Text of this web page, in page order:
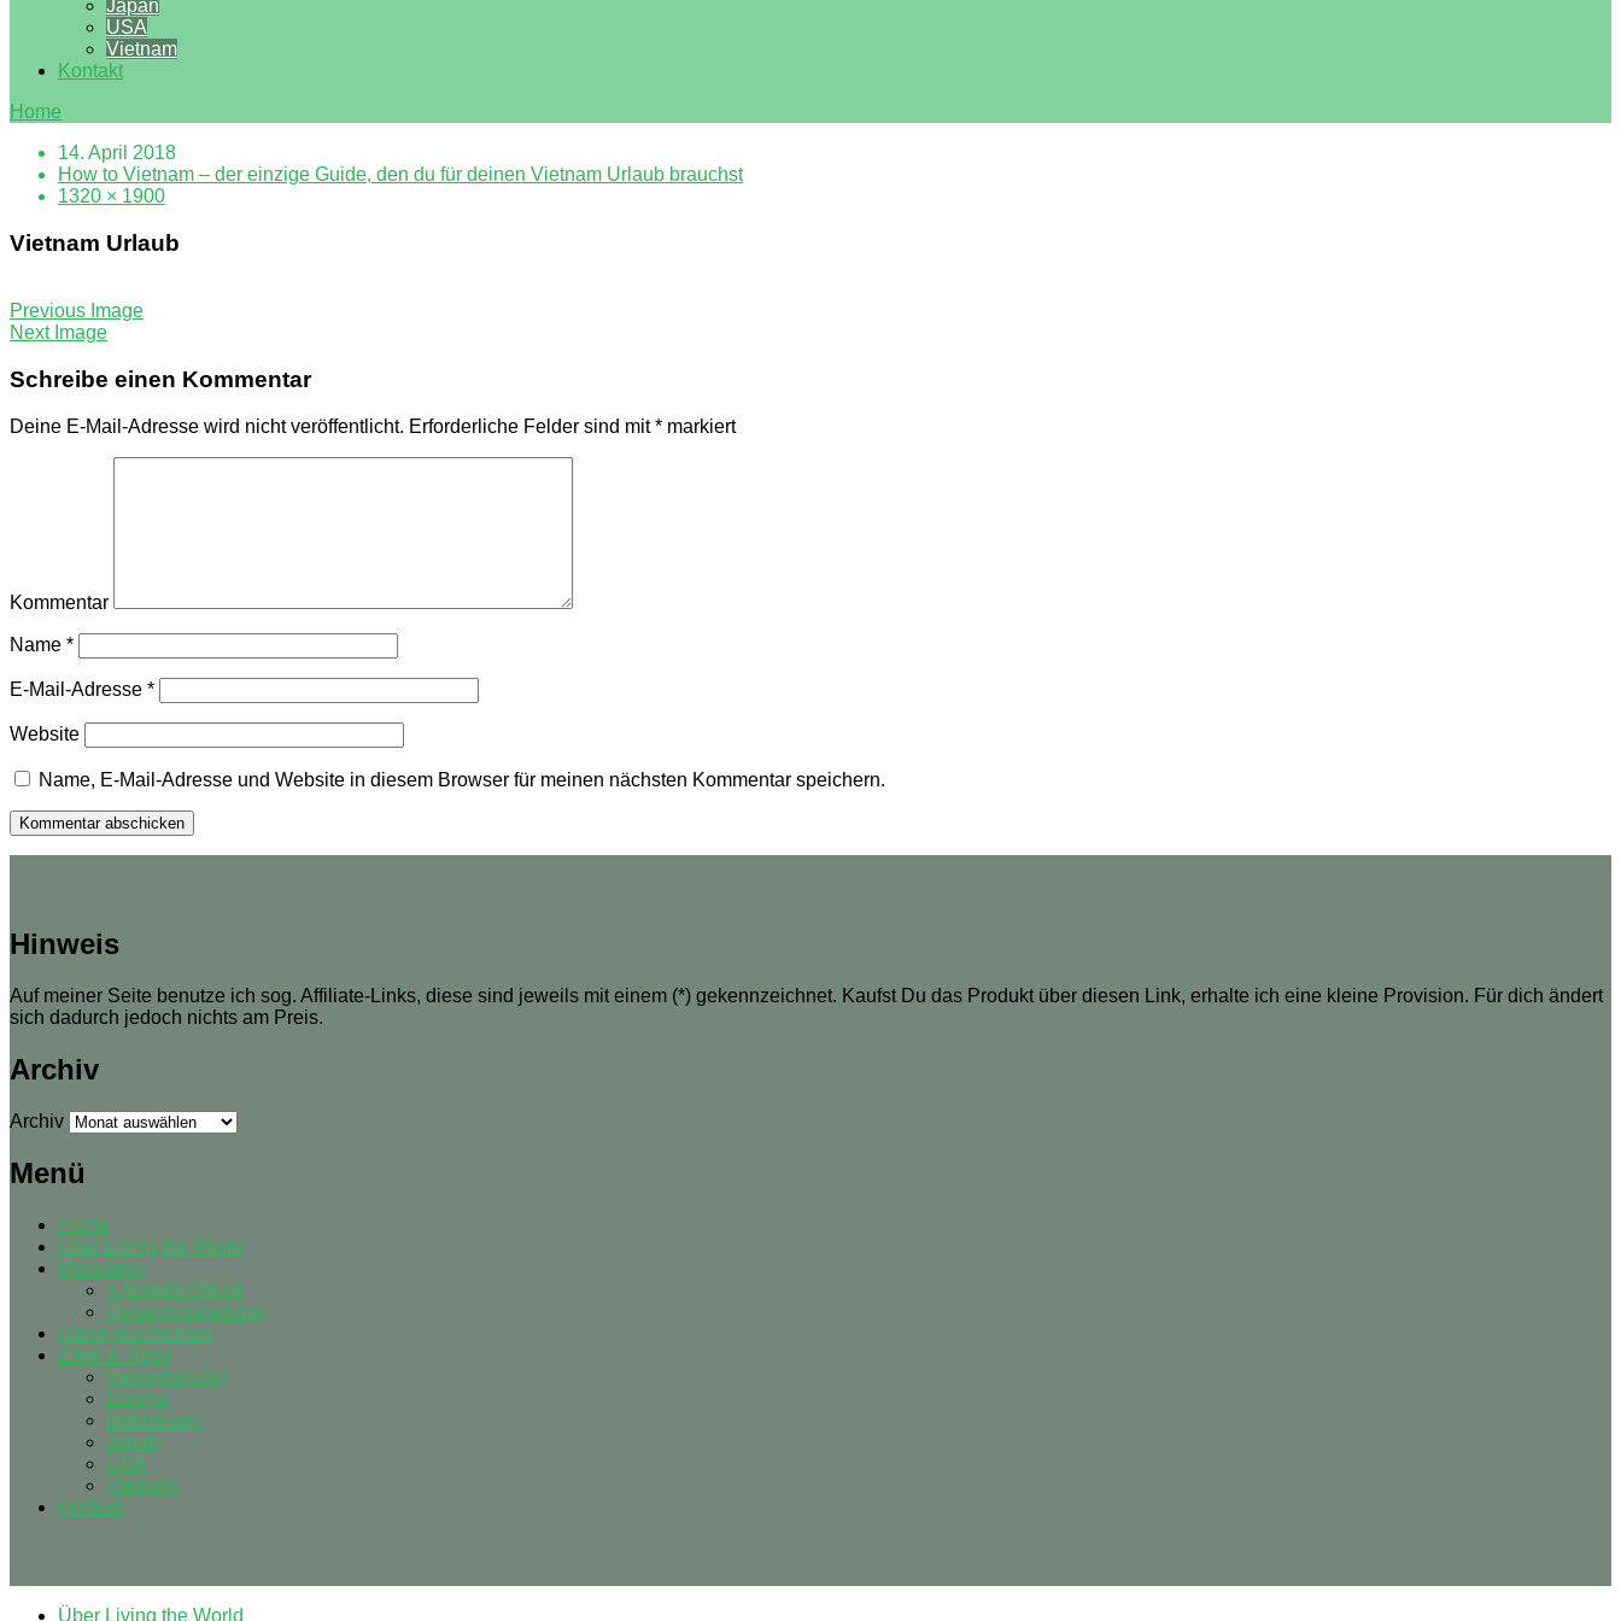
Japan
USA
Vietnam
Kontakt
Home
14. April 2018
How to Vietnam – der einzige Guide, den du für deinen Vietnam Urlaub brauchst
1320 × 1900
Vietnam Urlaub
Previous Image
Next Image
Schreibe einen Kommentar
Deine E-Mail-Adresse wird nicht veröffentlicht. Erforderliche Felder sind mit* markiert
Kommentar
Name *
E-Mail-Adresse *
Website
Name, E-Mail-Adresse und Website in diesem Browser für meinen nächsten Kommentar speichern.
Hinweis
Auf meiner Seite benutze ich sog. Affiliate-Links, diese sind jeweils mit einem (*) gekennzeichnet. Kaufst Du das Produkt über diesen Link, erhalte ich eine kleine Provision. Für dich ändert
sich dadurch jedoch nichts am Preis.
Archiv
Archiv
Menü
Home
Über Living the World
Motivation
4-Sorgen-Reihe
Reisevorbereitung
Reisegeschichten
Ziele & Tipps
Reiseplanung
Europa
Indonesien
Japan
USA
Vietnam
Kontakt
Über Living the World